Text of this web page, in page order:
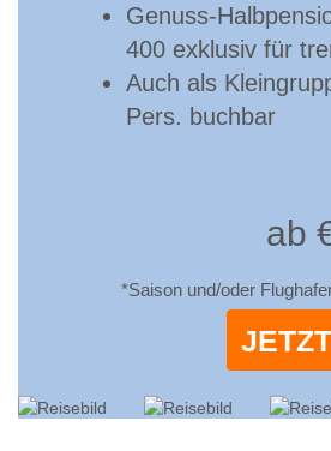
Genuss-
400 exklusiv für
Auch als
Pers. buchbar
ab
*Saison und/oder